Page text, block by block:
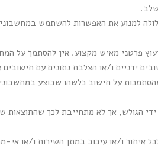
למנוע את האפשרות להשתמש
פרטני מאיש מקצוע. אין להסתמך על
ידניים ו/או הצלבת נתונים עם חישובים
על חישוב כלשהו שבוצע
הגולש, אך לא מתחייבת לכך שהתוצאות
איחור ו/או עיכוב במתן השירות ו/או אי-